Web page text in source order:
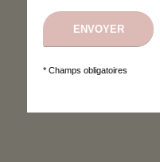
* Champs obligatoires